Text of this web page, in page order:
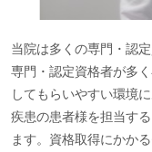
当院は多くの専門・認
専門・認定資格者が多
してもらいやすい環境
疾患の患者様を担当す
ます。資格取得にかか